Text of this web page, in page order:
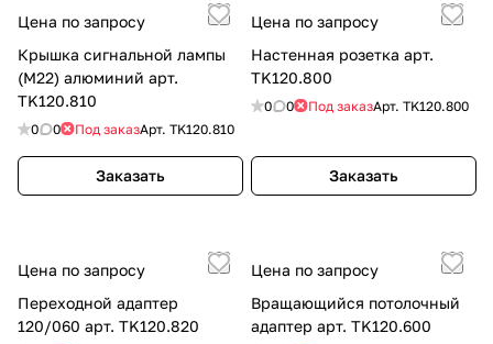
Цена по запросу
Крышка сигнальной лампы
(M22) алюминий арт.
TK120.810
0 0 Под заказАрт. TK120.810
Заказать
Цена по запросу
Настенная розетка арт.
TK120.800
0 0 Под заказАрт. TK120.800
Заказать
Цена по запросу
Переходной адаптер
120/060 арт. TK120.820
Цена по запросу
Вращающийся потолочный
адаптер арт. TK120.600